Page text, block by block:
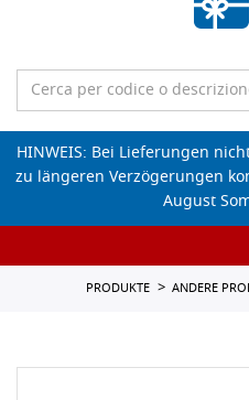
HINWEIS: Bei Lieferungen
zu längeren Verzögerungen
August
PRODUKTE ANDERE